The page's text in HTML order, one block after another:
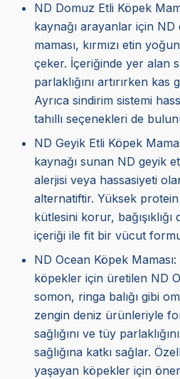
ND Domuz Etli Köpek
kaynağı arayanlar için
maması, kırmızı etin
çeker. İçeriğinde yer alan
parlaklığını artırırken kas
Ayrıca sindirim sistemi
tahıllı seçenekleri de
ND Geyik Etli Köpek
kaynağı sunan ND geyik
alerjisi veya hassasiyeti
alternatiftir. Yüksek
kütlesini korur,
içeriği ile fit bir vücut
ND Ocean Köpek
köpekler için üretilen ND
somon, ringa balığı gibi
zengin deniz ürünleriyle
sağlığını ve tüy
sağlığına katkı sağlar.
yaşayan köpekler için